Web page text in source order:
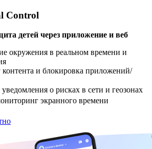
Control
детей через приложение и веб
окружения в реальном времени и
и блокировка приложений/
о рисках в сети и геозонах
экранного времени